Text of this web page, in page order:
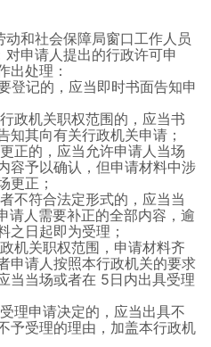
动和社会保障局窗口工作人员
对申请人提出的行政许可申
出处理：
登记的，应当即时书面告知申
政机关职权范围的，应当书
知其向有关行政机关申请；
正的，应当允许申请人当场
容予以确认，但申请材料中涉
更正；
不符合法定形式的，应当当
请人需要补正的全部内容，逾
之日起即为受理；
机关职权范围，申请材料齐
申请人按照本行政机关的要求
当当场或者在 5日内出具受理
理申请决定的，应当出具不
予受理的理由，加盖本行政机